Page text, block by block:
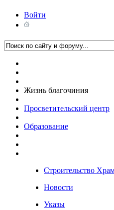
Войти
Жизнь благочиния
Просветительский центр
Образование
Строительство
Новости
Указы